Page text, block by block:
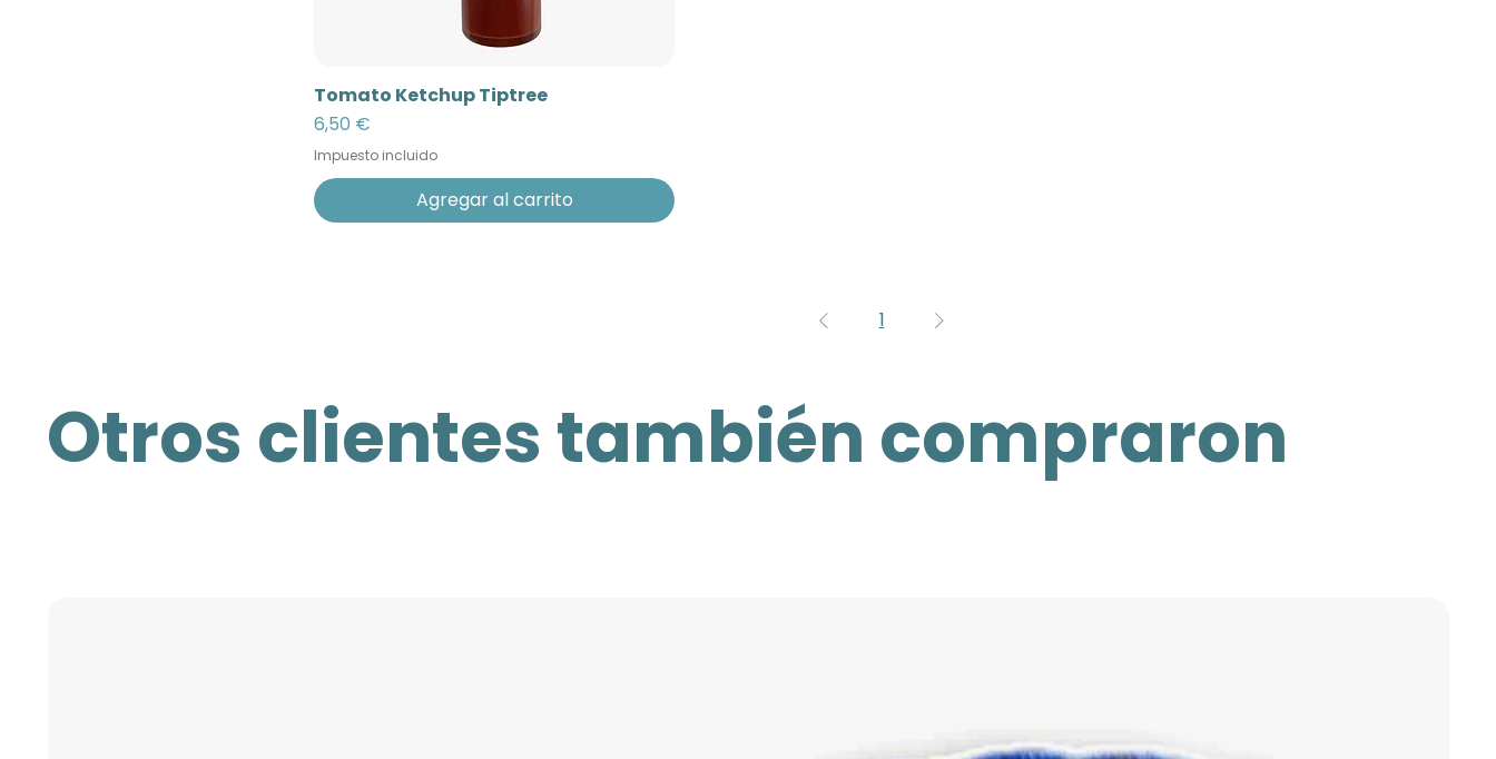
Tomato Ketchup Tiptree
Precio
6,50 €
Impuesto incluido
Agregar al carrito
1
Otros clientes también compraron